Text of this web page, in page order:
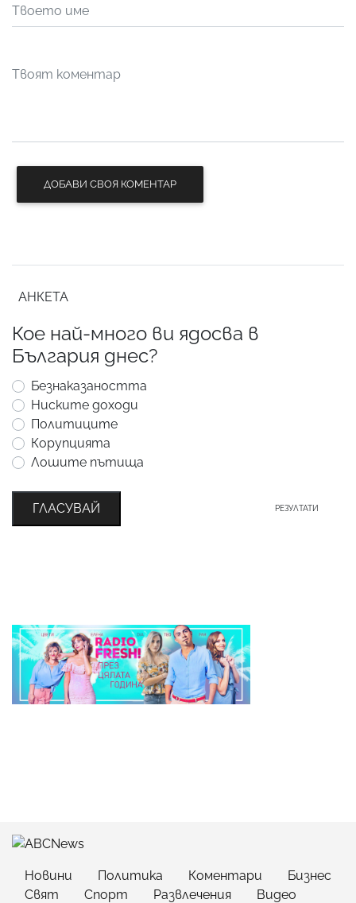
ДОБАВИ СВОЯ КОМЕНТАР
АНКЕТА
Кое най-много ви ядосва в
България днес?
Безнаказаността
Ниските доходи
Политиците
Корупцията
Лошите пътища
ГЛАСУВАЙ РЕЗУЛТАТИ
Новини Политика Коментари
Бизнес
Свят
Спорт Развлечения Видео